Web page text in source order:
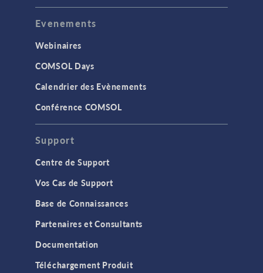
Evenements
Webinaires
COMSOL Days
Calendrier des Evènements
Conférence COMSOL
Support
Centre de Support
Vos Cas de Support
Base de Connaissances
Partenaires et Consultants
Documentation
Téléchargement Produit